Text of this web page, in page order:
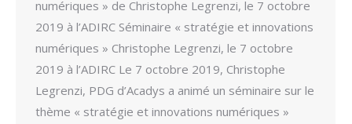
numériques » de Christophe Legrenzi, le 7 octobre
2019 à l’ADIRC Séminaire « stratégie et innovations
numériques » Christophe Legrenzi, le 7 octobre
2019 à l’ADIRC Le 7 octobre 2019, Christophe
Legrenzi, PDG d’Acadys a animé un séminaire sur le
thème « stratégie et innovations numériques »